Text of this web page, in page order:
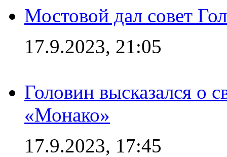
Мостовой дал совет
17.9.2023, 21:05
Головин высказался о
«Монако»
17.9.2023, 17:45